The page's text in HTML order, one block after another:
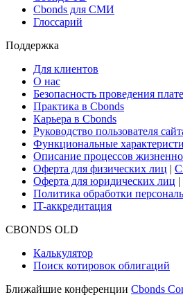
Новости рынка
Research Hub
Cbonds Review
Сбондс-ТВ
Глоссарий
Поддержка
Для клиентов
О нас
Безопасность проведения
Практика в Cbonds
Карьера в Cbonds
Руководство пользователя
Функциональные
Описание процессов
Оферта для физических лиц
Оферта для юридических лиц
IT-аккредитация